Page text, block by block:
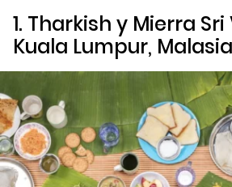
1. Tharkish y Mierra
Kuala Lumpur, Malasia